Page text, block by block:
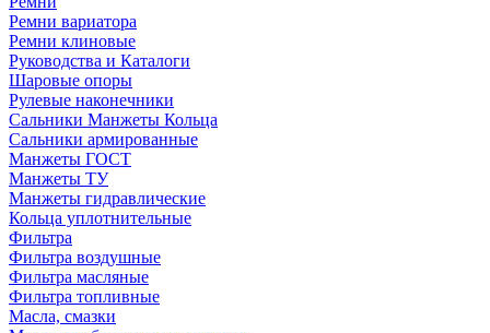
Ремни вариатора
Ремни клиновые
Руководства и Каталоги
Шаровые опоры
Рулевые наконечники
Сальники Манжеты Кольца
Сальники армированные
Манжеты ГОСТ
Манжеты ТУ
Манжеты гидравлические
Кольца уплотнительные
Фильтра
Фильтра воздушные
Фильтра масляные
Фильтра топливные
Масла, смазки